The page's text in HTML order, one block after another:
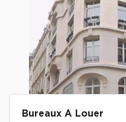
Bureaux A Louer